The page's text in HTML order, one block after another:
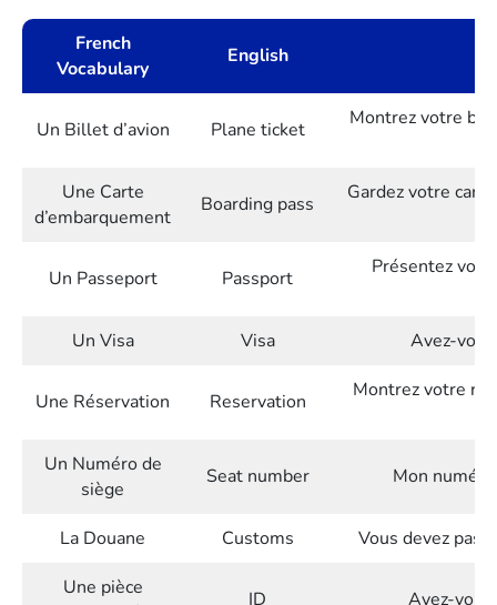
French
Vocabulary
English
Un Billet d’avion Plane ticket Montrez votre
Une Carte
d’embarquement
Boarding pass Gardez votre
Un Passeport Passport Présentez
Un Visa Visa Avez-
Une Réservation Reservation Montrez votre
Un Numéro de
siège
Seat number Mon
La Douane Customs
Vous devez
Une pièce
ID Avez-vous